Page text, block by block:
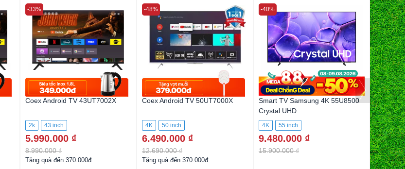
Coex Android TV 43UT7002X
2k 43 inch
5.990.000 ₫
8.990.000 ₫
-33%
Tặng quà đến 370.000đ
Coex Android TV 50UT7000X
4K 50 inch
6.490.000 ₫
12.690.000 ₫
-48%
Tặng quà đến 370.000đ
Smart TV Samsung 4K 55U8500
Crystal UHD
4K 55 inch
9.480.000 ₫
15.900.000 ₫
-40%
Coex
4K 50
-46%